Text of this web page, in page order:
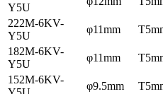
Y5U
222M-6KV-
Y5U
φ11mm
182M-6KV-
Y5U
φ11mm
152M-6KV-
φ9.5mm